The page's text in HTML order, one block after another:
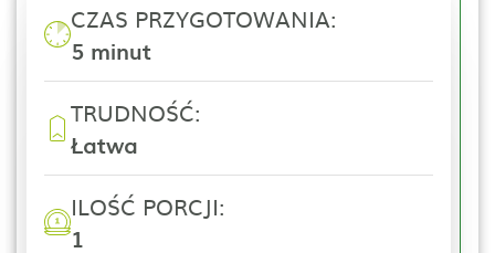
CZAS PRZYGOTOWANIA:
5 minut
TRUDNOŚĆ:
Łatwa
ILOŚĆ PORCJI:
1